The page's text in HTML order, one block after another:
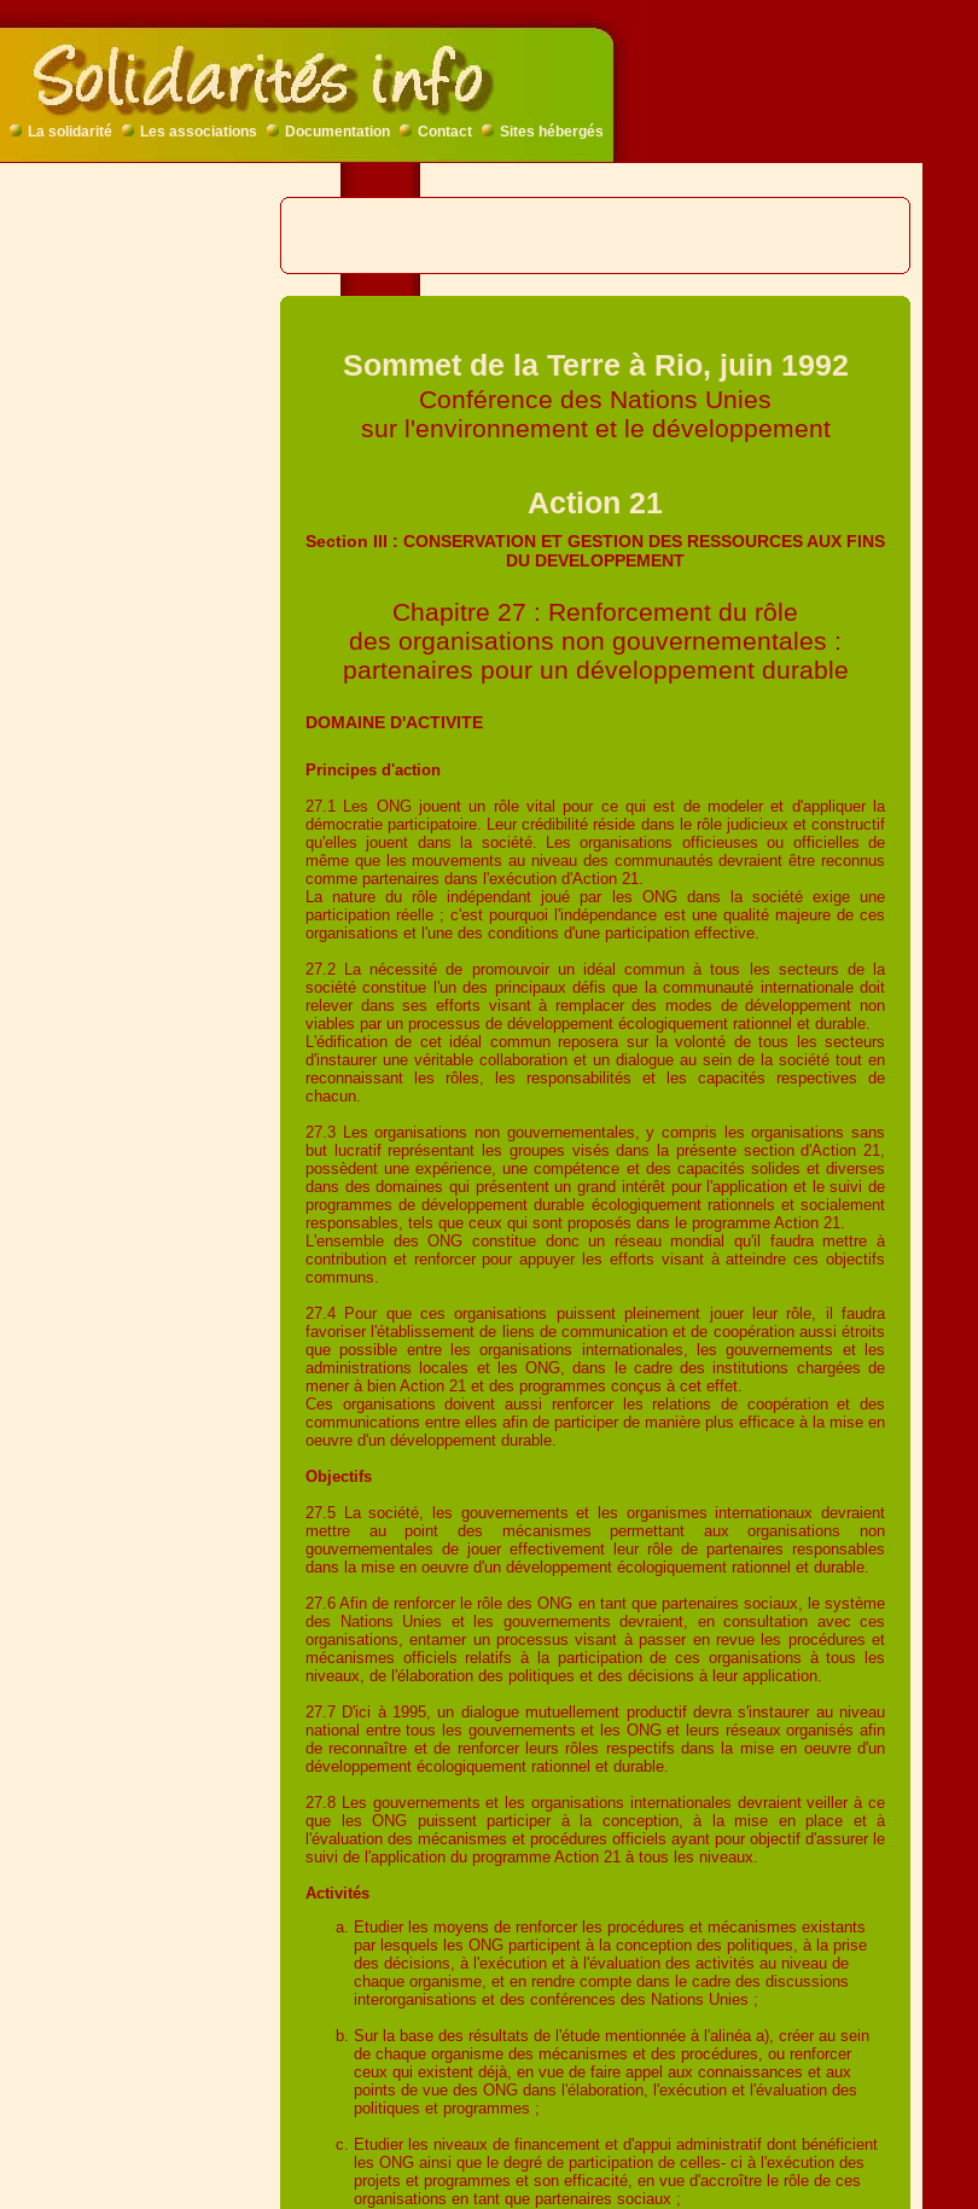
La solidarité Les associations Documentation Contact Sites hébergés
Sommet de la Terre à Rio, juin 1992
Conférence des Nations Unies
sur l'environnement et le développement
Action 21
Section III : CONSERVATION ET GESTION DES RESSOURCES AUX FINS
DU DEVELOPPEMENT
Chapitre 27 : Renforcement du rôle
des organisations non gouvernementales :
partenaires pour un développement durable
DOMAINE D'ACTIVITE
Principes d'action
27.1 Les ONG jouent un rôle vital pour ce qui est de modeler et d'appliquer la
démocratie participatoire. Leur crédibilité réside dans le rôle judicieux et constructif
qu'elles jouent dans la société. Les organisations officieuses ou officielles de
même que les mouvements au niveau des communautés devraient être reconnus
comme partenaires dans l'exécution d'Action 21.
La nature du rôle indépendant joué par les ONG dans la société exige une
participation réelle ; c'est pourquoi l'indépendance est une qualité majeure de ces
organisations et l'une des conditions d'une participation effective.
27.2 La nécessité de promouvoir un idéal commun à tous les secteurs de la
société constitue l'un des principaux défis que la communauté internationale doit
relever dans ses efforts visant à remplacer des modes de développement non
viables par un processus de développement écologiquement rationnel et durable.
L'édification de cet idéal commun reposera sur la volonté de tous les secteurs
d'instaurer une véritable collaboration et un dialogue au sein de la société tout en
reconnaissant les rôles, les responsabilités et les capacités respectives de
chacun.
27.3 Les organisations non gouvernementales, y compris les organisations sans
but lucratif représentant les groupes visés dans la présente section d'Action 21,
possèdent une expérience, une compétence et des capacités solides et diverses
dans des domaines qui présentent un grand intérêt pour l'application et le suivi de
programmes de développement durable écologiquement rationnels et socialement
responsables, tels que ceux qui sont proposés dans le programme Action 21.
L'ensemble des ONG constitue donc un réseau mondial qu'il faudra mettre à
contribution et renforcer pour appuyer les efforts visant à atteindre ces objectifs
communs.
27.4 Pour que ces organisations puissent pleinement jouer leur rôle, il faudra
favoriser l'établissement de liens de communication et de coopération aussi étroits
que possible entre les organisations internationales, les gouvernements et les
administrations locales et les ONG, dans le cadre des institutions chargées de
mener à bien Action 21 et des programmes conçus à cet effet.
Ces organisations doivent aussi renforcer les relations de coopération et des
communications entre elles afin de participer de manière plus efficace à la mise en
oeuvre d'un développement durable.
Objectifs
27.5 La société, les gouvernements et les organismes internationaux devraient
mettre au point des mécanismes permettant aux organisations non
gouvernementales de jouer effectivement leur rôle de partenaires responsables
dans la mise en oeuvre d'un développement écologiquement rationnel et durable.
27.6 Afin de renforcer le rôle des ONG en tant que partenaires sociaux, le système
des Nations Unies et les gouvernements devraient, en consultation avec ces
organisations, entamer un processus visant à passer en revue les procédures et
mécanismes officiels relatifs à la participation de ces organisations à tous les
niveaux, de l'élaboration des politiques et des décisions à leur application.
27.7 D'ici à 1995, un dialogue mutuellement productif devra s'instaurer au niveau
national entre tous les gouvernements et les ONG et leurs réseaux organisés afin
de reconnaître et de renforcer leurs rôles respectifs dans la mise en oeuvre d'un
développement écologiquement rationnel et durable.
27.8 Les gouvernements et les organisations internationales devraient veiller à ce
que les ONG puissent participer à la conception, à la mise en place et à
l'évaluation des mécanismes et procédures officiels ayant pour objectif d'assurer le
suivi de l'application du programme Action 21 à tous les niveaux.
Activités
Etudier les moyens de renforcer les procédures et mécanismes existants
par lesquels les ONG participent à la conception des politiques, à la prise
des décisions, à l'exécution et à l'évaluation des activités au niveau de
chaque organisme, et en rendre compte dans le cadre des discussions
interorganisations et des conférences des Nations Unies ;
Sur la base des résultats de l'étude mentionnée à l'alinéa a), créer au sein
de chaque organisme des mécanismes et des procédures, ou renforcer
ceux qui existent déjà, en vue de faire appel aux connaissances et aux
points de vue des ONG dans l'élaboration, l'exécution et l'évaluation des
politiques et programmes ;
Etudier les niveaux de financement et d'appui administratif dont bénéficient
les ONG ainsi que le degré de participation de celles- ci à l'exécution des
projets et programmes et son efficacité, en vue d'accroître le rôle de ces
organisations en tant que partenaires sociaux ;